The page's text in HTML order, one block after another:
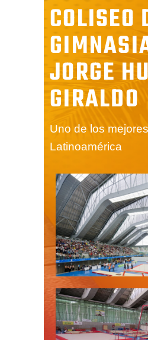
COLISEO
JORGE
GIRALDO
Uno de los
Latinoamérica